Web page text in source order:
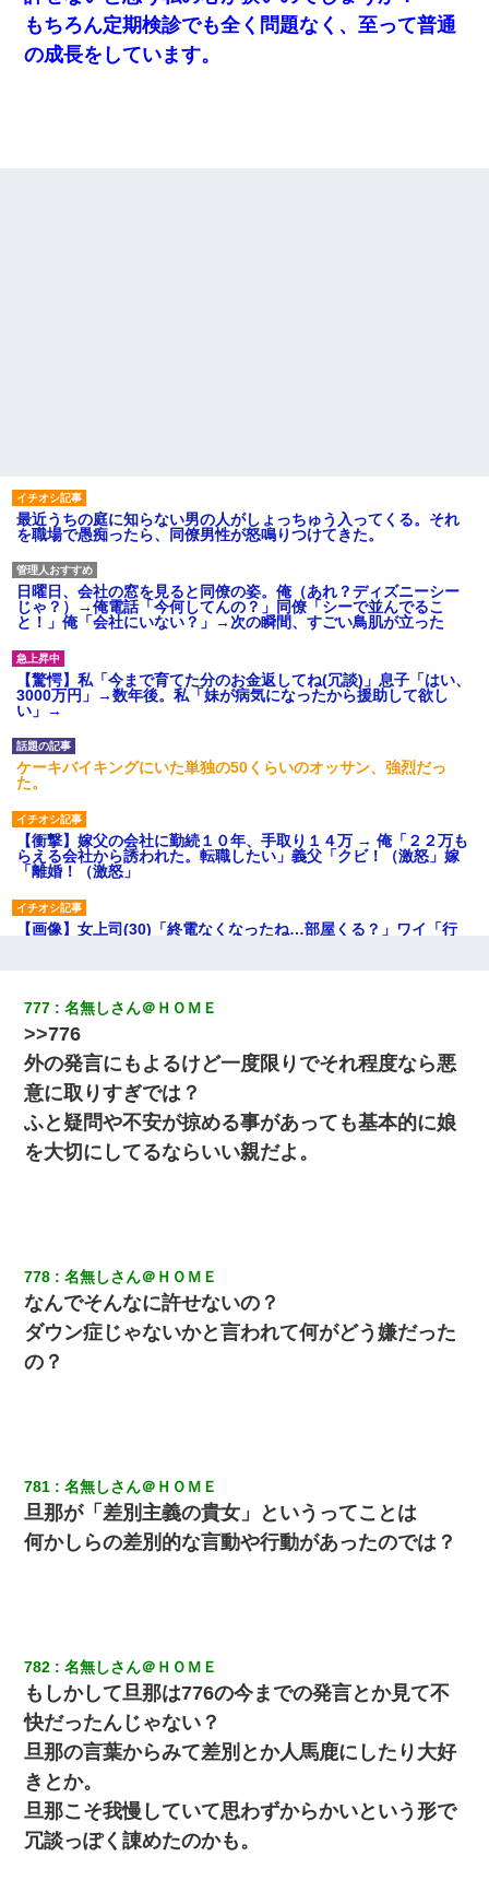
もちろん定期検診でも全く問題なく、至って普通
の成長をしています。
最近うちの庭に知らない男の人がしょっちゅう入ってくる。それ
を職場で愚痴ったら、同僚男性が怒鳴りつけてきた。
日曜日、会社の窓を見ると同僚の姿。俺（あれ？ディズニーシー
じゃ？）→俺電話「今何してんの？」同僚「シーで並んでるこ
と！」俺「会社にいない？」→次の瞬間、すごい鳥肌が立った
【驚愕】私「今まで育てた分のお金返してね(冗談)」息子「はい、
3000万円」→数年後。私「妹が病気になったから援助して欲し
い」→
ケーキバイキングにいた単独の50くらいのオッサン、強烈だっ
た。
【衝撃】嫁父の会社に勤続１０年、手取り１４万 → 俺「２２万も
らえる会社から誘われた。転職したい」義父「クビ！（激怒」嫁
「離婚！（激怒」
【画像】女上司(30)「終電なくなったね…部屋くる？」ワイ「行
宅飲みで女友達の乳を見てしまった・・・
３２歳俺「ずっと好きでした！！付き合って下さい！」 ２５歳
彼女「うん！！絶対幸せになろうね！！！！」 → ７年後ｗｗ
ｗｗｗ
男だけどリベンジポノレノの被害者になって未だに人生が立ち直
せない
私（23）冗談のつもりで上司（27）に胸を揉ませた結果・・・
【衝撃】ある工場に配属すると、女の人がみんな退職してしま
う。会社「仕事がハードだし田舎で娯楽も少ないからキツイの
義兄嫁「娘が大学に入ったら下宿させて」私「しつこい、学校斡
旋のアパートに行け」→ 旦那が義兄に通報したら「志望校を変え
ろ！」とキレて・・・
出張中の旦那から『フリンしやがって、このクズ』と電話が。私
「本当に家まで来たの？証拠は？」旦那「俺の言葉が信じられな
いのか！」→ 離婚後
友人「酒の勢いで女先輩をホテルに連れ込んだｗｗｗｗｗ」俺
「…」
私は家が貧しくて、手に職をつけようと看護師になった。だけど
卒業を控えた年の1月末、車にひかれて看護師になれなくなった。
777 名無しさん＠ＨＯＭＥ
>>776
外の発言にもよるけど一度限りでそれ程度なら悪
意に取りすぎでは？
ふと疑問や不安が掠める事があっても基本的に娘
を大切にしてるならいい親だよ。
778 名無しさん＠ＨＯＭＥ
なんでそんなに許せないの？
ダウン症じゃないかと言われて何がどう嫌だった
の？
781 名無しさん＠ＨＯＭＥ
旦那が「差別主義の貴女」というってことは
何かしらの差別的な言動や行動があったのでは？
782 名無しさん＠ＨＯＭＥ
もしかして旦那は776の今までの発言とか見て不
快だったんじゃない？
旦那の言葉からみて差別とか人馬鹿にしたり大好
きとか。
旦那こそ我慢していて思わずからかいという形で
冗談っぽく諌めたのかも。